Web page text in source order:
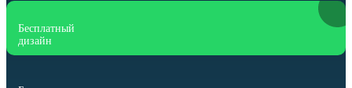
Бесплатный
дизайн